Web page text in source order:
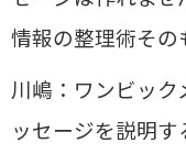
情報の整理術その
川嶋：ワンビック
ッセージを説明す